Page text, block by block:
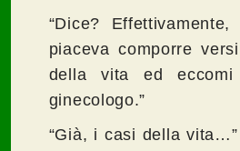
“Dice?
piaceva comporre
della vita ed
ginecologo.”
“Già, i casi della